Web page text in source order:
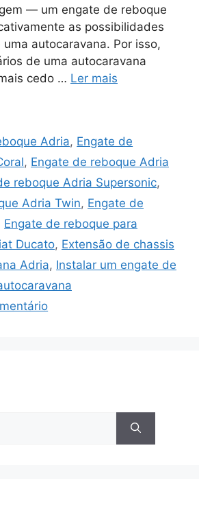
— um engate de reboque
as possibilidades
autocaravana. Por isso,
de uma autocaravana
cedo … Ler mais
Adria, Engate de
, Engate de reboque Adria
reboque Adria Supersonic,
Adria Twin, Engate de
Engate de reboque para
Ducato, Extensão de chassis
Adria, Instalar um engate de